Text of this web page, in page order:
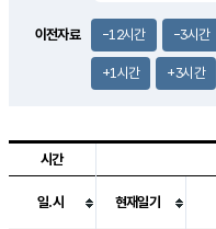
이전자료 -12시간 -3시간
+1시간 +3시간
시간
일.시 현재일기